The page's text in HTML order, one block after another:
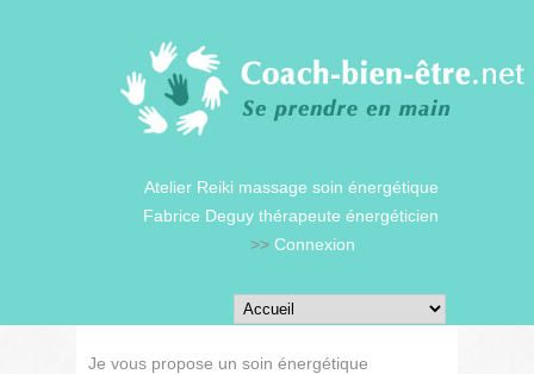
Atelier Reiki massage soin énergétique
Fabrice Deguy thérapeute énergéticien
>> Connexion
Je vous propose un soin énergétique